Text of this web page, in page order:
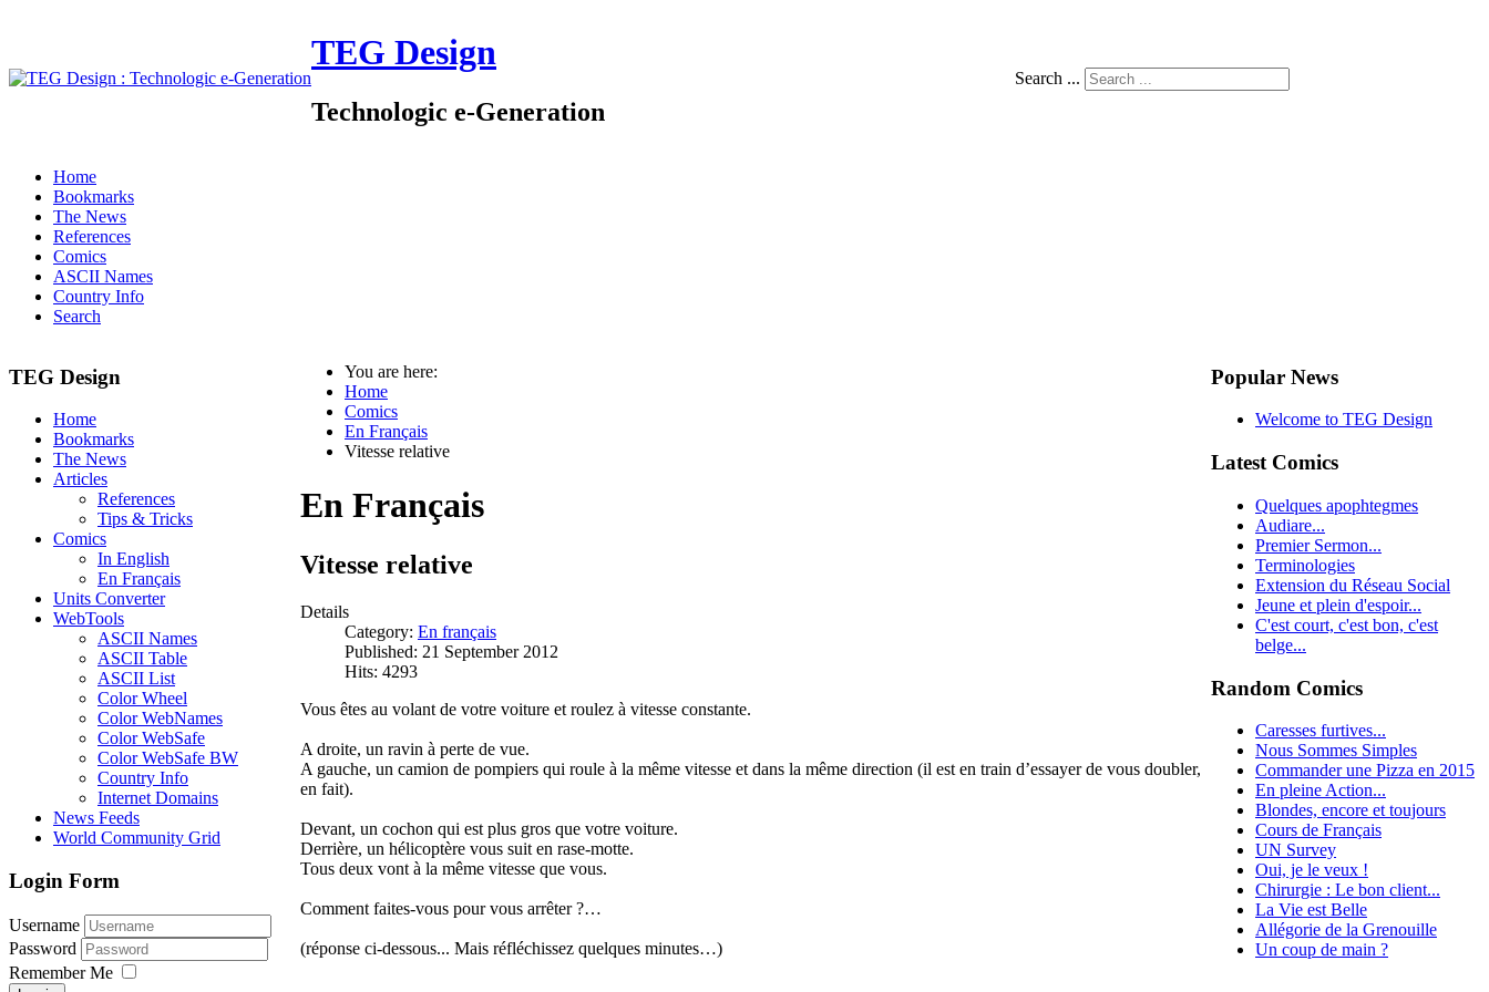
TEG Design
Technologic e-Generation
Search ...
Home
Bookmarks
The News
References
Comics
ASCII Names
Country Info
Search
TEG Design
Home
Bookmarks
The News
Articles
References
Tips & Tricks
Comics
In English
En Français
Units Converter
WebTools
ASCII Names
ASCII Table
ASCII List
Color Wheel
Color WebNames
Color WebSafe
Color WebSafe BW
Country Info
Internet Domains
News Feeds
World Community Grid
Login Form
Username
Password
Remember Me
You are here:
Home
Comics
En Français
Vitesse relative
En Français
Vitesse relative
Details
Category: En français
Published: 21 September 2012
Hits: 4293
Vous êtes au volant de votre voiture et roulez à vitesse constante.
A droite, un ravin à perte de vue.
A gauche, un camion de pompiers qui roule à la même vitesse et dans la même direction (il est en train d’essayer de vous doubler,
en fait).
Devant, un cochon qui est plus gros que votre voiture.
Derrière, un hélicoptère vous suit en rase-motte.
Tous deux vont à la même vitesse que vous.
Comment faites-vous pour vous arrêter ?…
(réponse ci-dessous... Mais réfléchissez quelques minutes…)
Popular News
Welcome to TEG Design
Latest Comics
Quelques apophtegmes
Audiare...
Premier Sermon...
Terminologies
Extension du Réseau Social
Jeune et plein d'espoir...
C'est court, c'est bon, c'est
belge...
Random Comics
Caresses furtives...
Nous Sommes Simples
Commander une Pizza en 2015
En pleine Action...
Blondes, encore et toujours
Cours de Français
UN Survey
Oui, je le veux !
Chirurgie : Le bon client...
La Vie est Belle
Allégorie de la Grenouille
Un coup de main ?